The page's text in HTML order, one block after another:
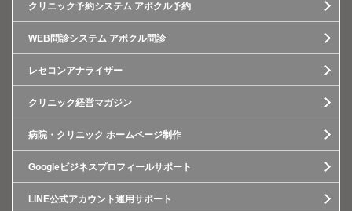
クリニック予約システム アポクル予約
WEB問診システム アポクル問診
レセコンアナライザー
クリニック経営マガジン
病院・クリニック ホームページ制作
Googleビジネスプロフィールサポート
LINE公式アカウント運用サポート